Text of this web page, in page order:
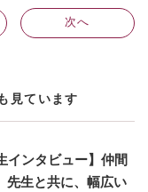
次へ
見ています